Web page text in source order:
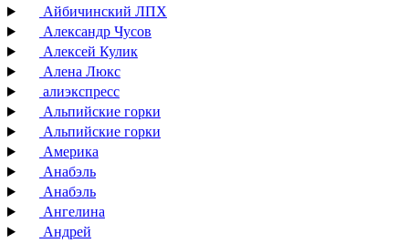
Айбичинский ЛПХ
Александр Чусов
Алексей Кулик
Алена Люкс
алиэкспресс
Альпийские горки
Альпийские горки
Америка
Анабэль
Анабэль
Ангелина
Андрей